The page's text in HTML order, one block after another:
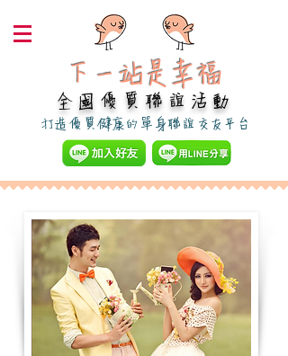
下一站是幸福​
全國優質聯誼活動
​打造優質健康的單身聯誼交友平台